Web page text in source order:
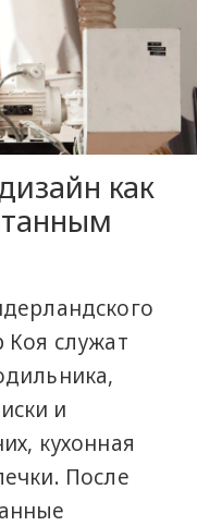
как
Коя служат
и
кухонная
После